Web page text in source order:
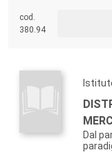
cod.
380.94
Dal